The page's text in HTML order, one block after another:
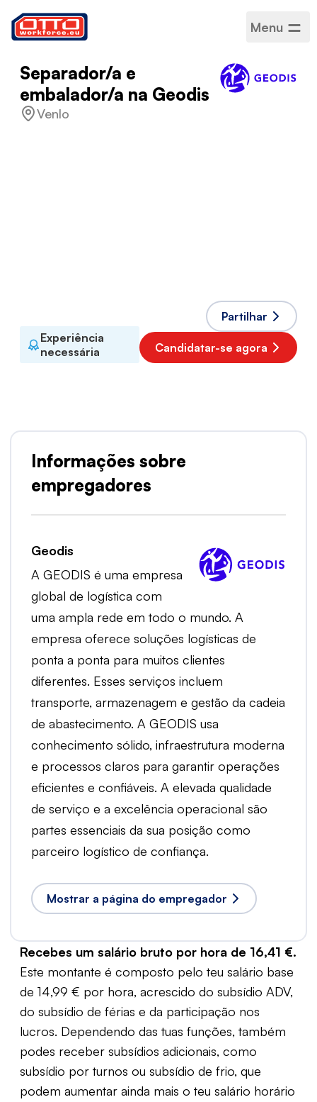
Menu
Separador/a e
embalador/a na Geodis
Venlo
Experiência
necessária
Partilhar
Candidatar-se agora
Informações sobre
empregadores
Geodis
A GEODIS é uma empresa
global de logística com
uma ampla rede em todo o mundo. A
empresa oferece soluções logísticas de
ponta a ponta para muitos clientes
diferentes. Esses serviços incluem
transporte, armazenagem e gestão da cadeia
de abastecimento. A GEODIS usa
conhecimento sólido, infraestrutura moderna
e processos claros para garantir operações
eficientes e confiáveis. A elevada qualidade
de serviço e a excelência operacional são
partes essenciais da sua posição como
parceiro logístico de confiança.
Mostrar a página do empregador
Recebes um salário bruto por hora de 16,41 €.
Este montante é composto pelo teu salário base
de 14,99 € por hora, acrescido do subsídio ADV,
do subsídio de férias e da participação nos
lucros. Dependendo das tuas funções, também
podes receber subsídios adicionais, como
subsídio por turnos ou subsídio de frio, que
podem aumentar ainda mais o teu salário horário